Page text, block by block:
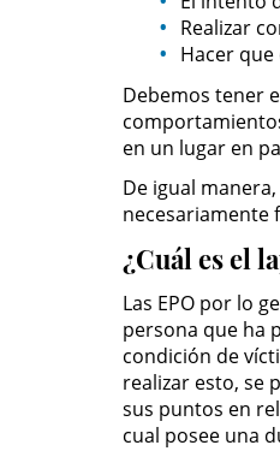
Realizar
Hacer
Debemos tener
en un lugar en
De igual
necesariamente
¿Cuál es el
Las EPO por lo
persona que ha
condición de
realizar esto, se
sus puntos en
cual posee una